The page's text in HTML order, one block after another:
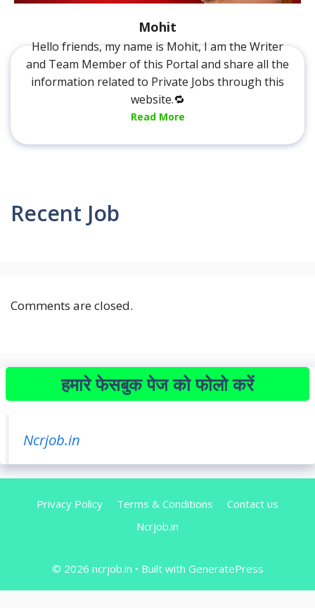
Mohit
Hello friends, my name is Mohit, I am the Writer
and Team Member of this Portal and share all the
information related to Private Jobs through this
website.🔁
Read More
Recent Job
Comments are closed.
हमारे फेसबुक पेज को फोलो करें
Ncrjob.in
Privacy Policy Terms & Conditions
Contact us
Ncrjob.in
© 2026 ncrjob.in • Built with GeneratePress